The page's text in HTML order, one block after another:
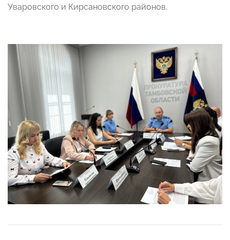
Уваровского и Кирсановского районов.